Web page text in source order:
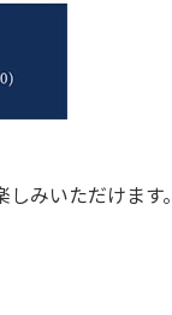
みいただけます。